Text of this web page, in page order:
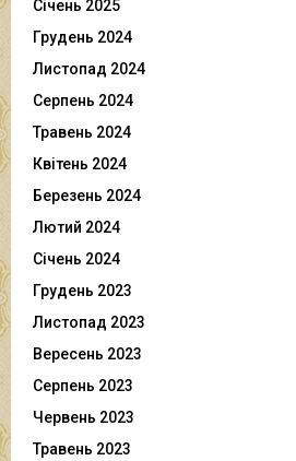
Січень 2025
Грудень 2024
Листопад 2024
Серпень 2024
Травень 2024
Квітень 2024
Березень 2024
Лютий 2024
Січень 2024
Грудень 2023
Листопад 2023
Вересень 2023
Серпень 2023
Червень 2023
Травень 2023